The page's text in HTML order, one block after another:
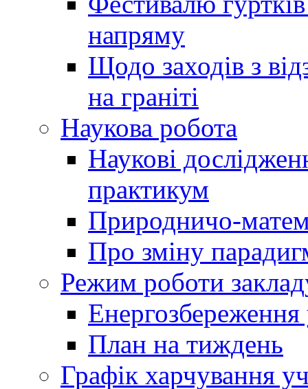
напряму
Щодо заходів з
на граніті
Наукова робота
Наукові
практикум
Природничо-
Про зміну
Режим роботи
Енергозбереження
План на тиждень
Графік харчування